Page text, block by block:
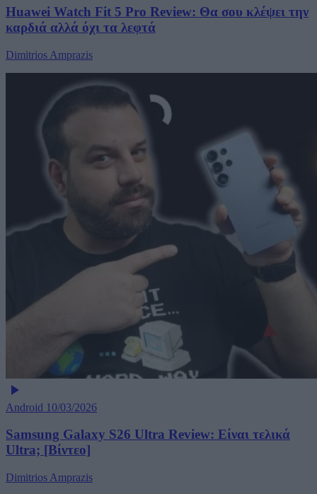
Huawei Watch Fit 5 Pro Review: Θα σου κλέψει την
καρδιά αλλά όχι τα λεφτά
Dimitrios Amprazis
Android 10/03/2026
Samsung Galaxy S26 Ultra Review: Είναι τελικά
Ultra; [Βίντεο]
Dimitrios Amprazis